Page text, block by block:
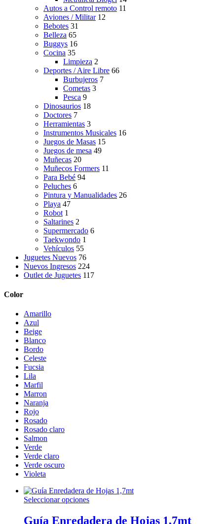
Autos a Control remoto 11
Aviones / Militar 12
Bebotes 31
Belleza 65
Buggys 16
Cocina 35
Limpieza 2
Deportes / Aire Libre 66
Burbujeros 7
Cometas 3
Pesca 9
Dinosaurios 18
Doctores 7
Herramientas 3
Instrumentos Musicales 16
Juegos de Masas 15
Juegos de mesa 49
Muñecas 20
Muñecos Formers 11
Para Bebé 94
Peluches 6
Pintura y Manualidades 26
Playa 47
Robot 1
Saltarines 2
Supermercado 6
Taekwondo 1
Vehículos 55
Juguetes Nuevos 76
Nuevos Ingresos 224
Outlet de Juguetes 117
Color
Amarillo
Azul
Beige
Blanco
Bordo
Celeste
Fucsia
Lila
Marfil
Marron
Naranja
Rojo
Rosado
Rosado claro
Salmon
Verde
Verde claro
Verde oscuro
Violeta
Seleccionar opcionesEste
tiene
Guía Enredadera de Hojas 1,7mt